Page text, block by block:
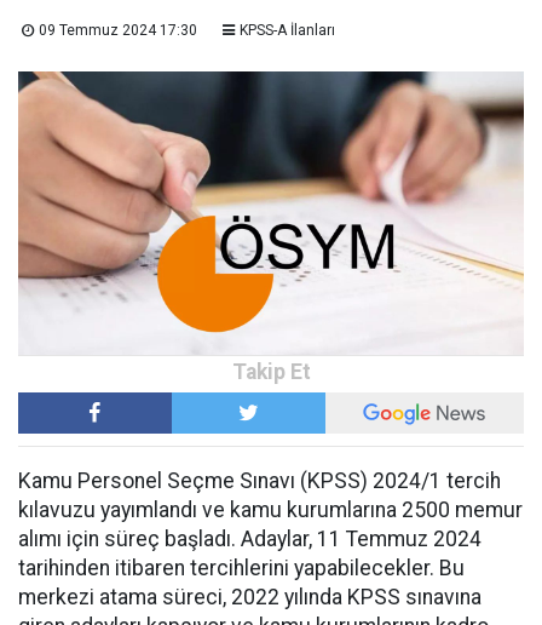
09 Temmuz 2024 17:30 KPSS-A İlanları
Kamu Personel Seçme Sınavı (KPSS) 2024/1 tercih
kılavuzu yayımlandı ve kamu kurumlarına 2500 memur
alımı için süreç başladı. Adaylar, 11 Temmuz 2024
tarihinden itibaren tercihlerini yapabilecekler. Bu
merkezi atama süreci, 2022 yılında KPSS sınavına